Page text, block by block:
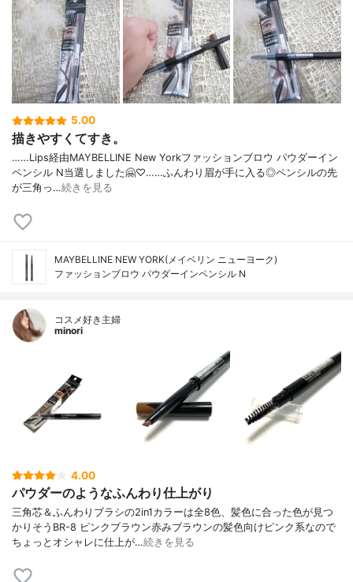
5.00
描きやすくてすき。
……Lips経由MAYBELLINE New Yorkファッションブロウ パウダーイン
ペンシル N当選しました🤗♡……ふんわり眉が手に入る◎ペンシルの先
が三角っ…続きを見る
MAYBELLINE NEW YORK(メイベリン ニューヨーク)
ファッションブロウ パウダーイン​ペンシル N
コスメ好き主婦
minori
4.00
パウダーのようなふんわり仕上がり
三角芯＆ふんわりブラシの2in1カラーは全8色、髪色に合った色が見つ
かりそうBR-8 ピンクブラウン赤みブラウンの髪色向けピンク系なので
ちょっとオシャレに仕上が…続きを見る